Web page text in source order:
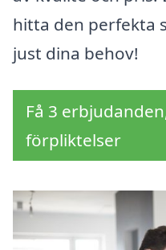
hitta den perfekta
just dina behov!
Få 3
förpliktelser